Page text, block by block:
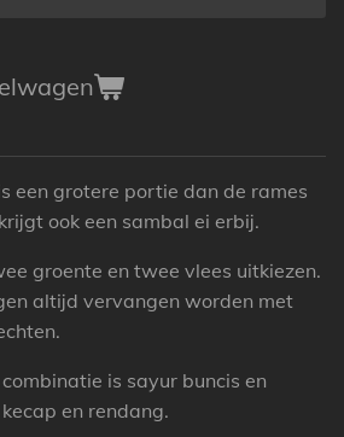
een grotere portie dan de rames
ook een sambal ei erbij.
groente en twee vlees uitkiezen.
altijd vervangen worden met
is sayur buncis en
en rendang.